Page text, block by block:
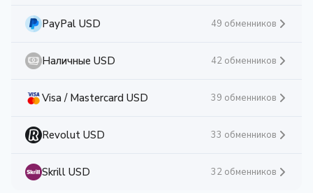
PayPal USD 49 обменников
Наличные USD 42 обменников
Visa / Mastercard USD 39 обменников
Revolut USD 33 обменников
Skrill USD 32 обменников